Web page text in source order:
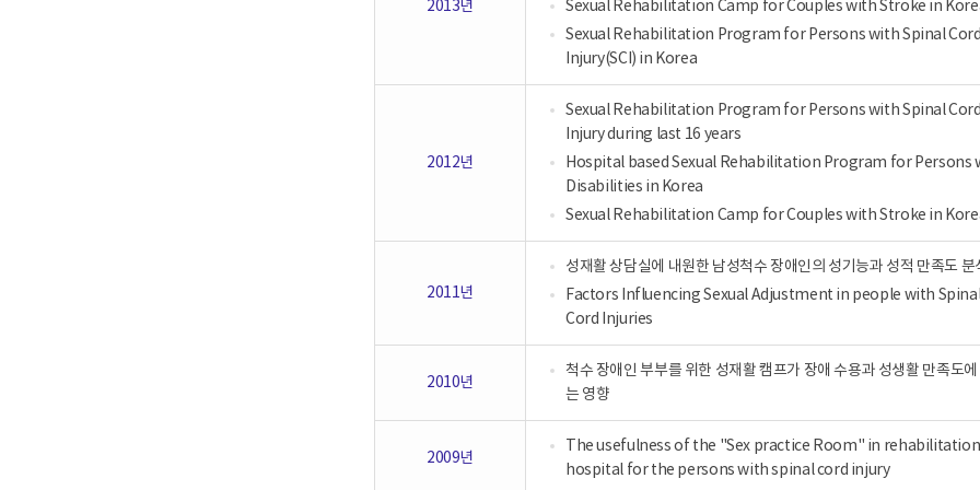
2013년
Sexual Rehabilitation Camp for Couples with Stroke in
Sexual Rehabilitation Program for Persons with Spinal
Injury(SCI) in Korea
2012년
Sexual Rehabilitation Program for Persons with Spinal
Injury during last 16 years
Hospital based Sexual Rehabilitation Program for Persons
Disabilities in Korea
Sexual Rehabilitation Camp for Couples with Stroke in
2011년
성재활 상담실에 내원한 남성척수 장애인의 성기능과 성적 만족도 분
Factors Influencing Sexual Adjustment in people with
Cord Injuries
2010년
척수 장애인 부부를 위한 성재활 캠프가 장애 수용과 성생활 만족도
는 영향
2009년
The usefulness of the "Sex practice Room" in rehabilitation
hospital for the persons with spinal cord injury